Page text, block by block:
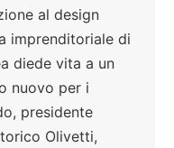
al design
imprenditoriale di
diede vita a un
nuovo per i
presidente
Olivetti,